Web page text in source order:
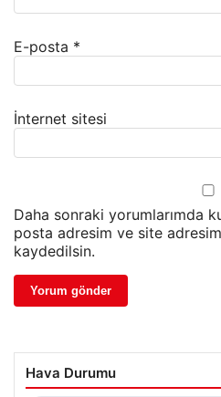
E-posta *
İnternet sitesi
Daha sonraki yorumlarımda
posta adresim ve site adresim
kaydedilsin.
Hava Durumu